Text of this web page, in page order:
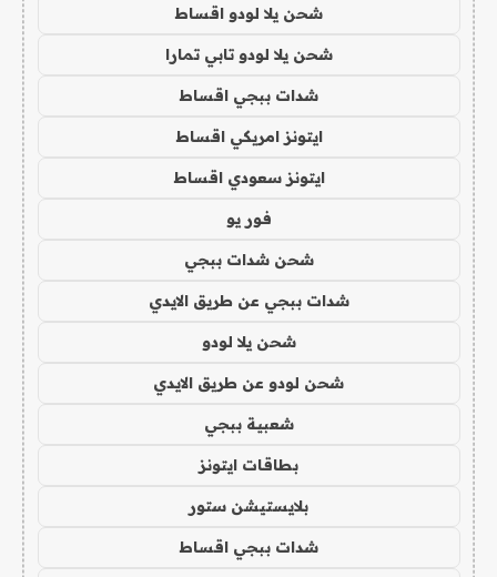
شحن يلا لودو اقساط
شحن يلا لودو تابي تمارا
شدات ببجي اقساط
ايتونز امريكي اقساط
ايتونز سعودي اقساط
فور يو
شحن شدات ببجي
شدات ببجي عن طريق الايدي
شحن يلا لودو
شحن لودو عن طريق الايدي
شعبية ببجي
بطاقات ايتونز
بلايستيشن ستور
شدات ببجي اقساط